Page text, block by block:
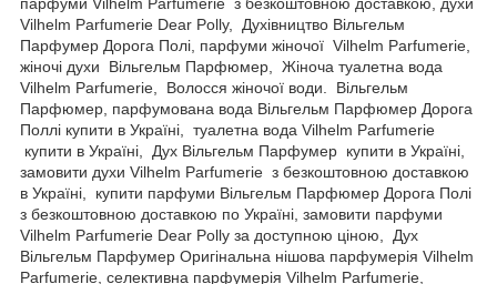
Vilhelm Parfumerie Dear Polly, Духівництво Вільгельм
Парфумер Дорога Полі, парфуми жіночої Vilhelm Parfumerie,
жіночі духи Вільгельм Парфюмер, Жіноча туалетна вода
Vilhelm Parfumerie, Волосся жіночої води. Вільгельм
Парфюмер, парфумована вода Вільгельм Парфюмер Дорога
Поллі купити в Україні, туалетна вода Vilhelm Parfumerie
купити в Україні, Дух Вільгельм Парфумер купити в Україні,
замовити духи Vilhelm Parfumerie з безкоштовною доставкою
в Україні, купити парфуми Вільгельм Парфюмер Дорога Полі
з безкоштовною доставкою по Україні, замовити парфуми
Vilhelm Parfumerie Dear Polly за доступною ціною, Дух
Вільгельм Парфумер Оригінальна нішова парфумерія Vilhelm
Parfumerie, селективна парфумерія Vilhelm Parfumerie,